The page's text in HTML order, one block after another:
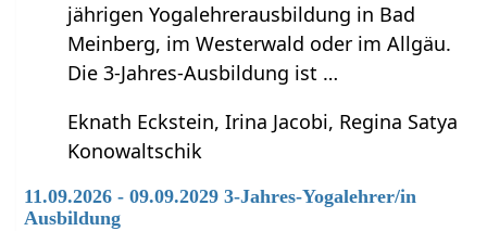
jährigen Yogalehrerausbildung in Bad
Meinberg, im Westerwald oder im Allgäu.
Die 3-Jahres-Ausbildung ist …
Eknath Eckstein, Irina Jacobi, Regina Satya
Konowaltschik
11.09.2026 - 09.09.2029 3-Jahres-Yogalehrer/in
Ausbildung